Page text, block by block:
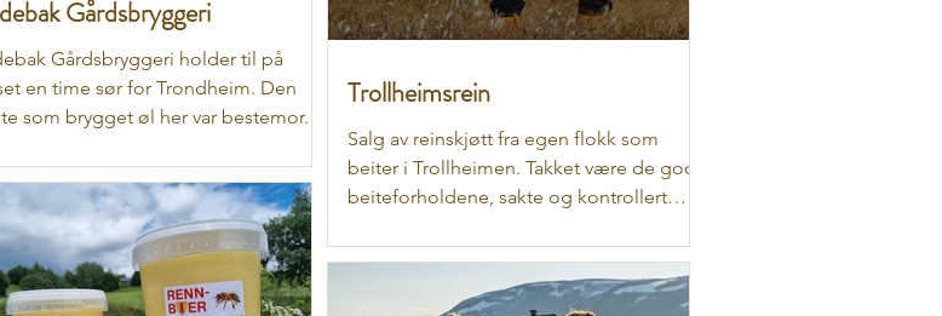
Gårdsbryggeri
Gårdsbryggeri holder til på
en time sør for Trondheim. Den
som brygget øl her var bestemor.
Trollheimsrein
Salg av reinskjøtt fra egen flokk som
beiter i Trollheimen. Takket være de gode
beiteforholdene, sakte og kontrollert